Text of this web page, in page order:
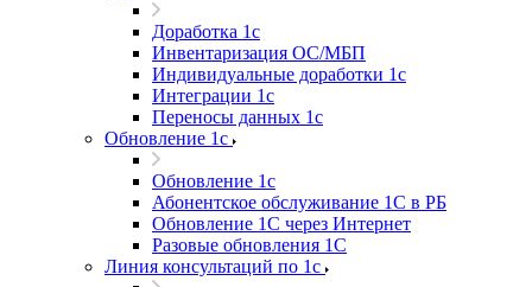
Доработка 1с
Инвентаризация ОС/МБП
Индивидуальные доработки 1с
Интеграции 1с
Переносы данных 1с
Обновление 1с
Обновление 1с
Абонентское обслуживание 1С в РБ
Обновление 1С через Интернет
Разовые обновления 1С
Линия консультаций по 1с